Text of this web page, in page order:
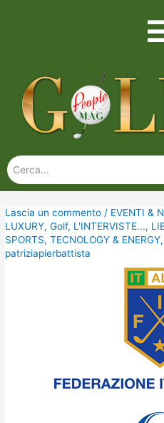
Lascia un commento / EVENTI &
LUXURY,Golf, L'INTERVISTE...,
SPORTS,TECNOLOGY & ENERGY
patriziapierbattista